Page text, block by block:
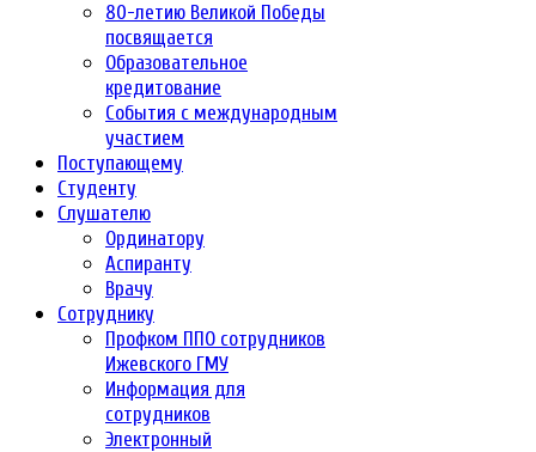
80-летию Великой Победы
посвящается
Образовательное
кредитование
События с международным
участием
Поступающему
Студенту
Слушателю
Ординатору
Аспиранту
Врачу
Сотруднику
Профком ППО сотрудников
Ижевского ГМУ
Информация для
сотрудников
Электронный